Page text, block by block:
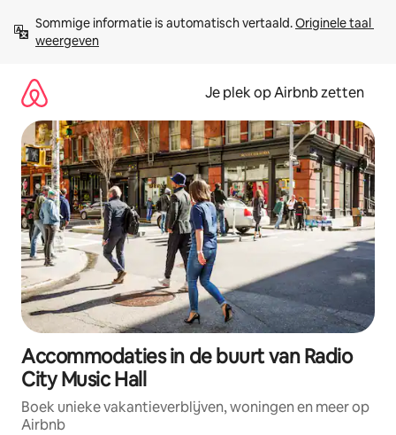
direct
naar
Sommige informatie is automatisch vertaald. Originele taal
weergeven
Je plek op Airbnb zetten
Accommodaties in de buurt van Radio
City Music Hall
Boek unieke vakantieverblijven, woningen en meer op
Airbnb